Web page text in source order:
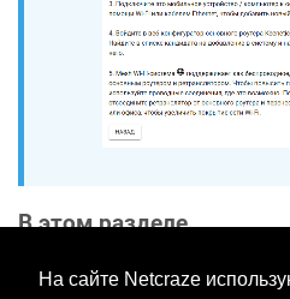
На сайте Netcraze
В этом разделе